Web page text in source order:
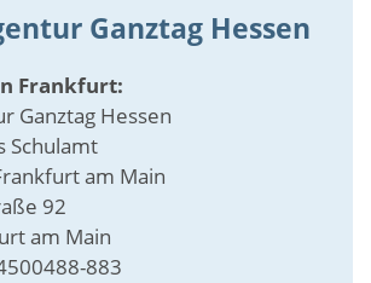
Ganztag Hessen
Frankfurt:
Ganztag Hessen
Schulamt
am Main
92
am Main
883